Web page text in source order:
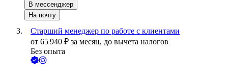
В мессенджер
На почту
Старший менеджер по работе с клиентами
от 65 940 ₽ за месяц, до вычета налогов
Без опыта